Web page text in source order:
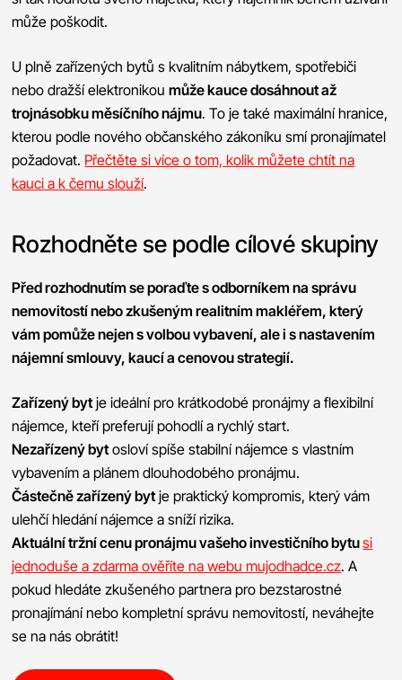
může poškodit.
U plně zařízených bytů s kvalitním nábytkem, spotřebiči
nebo dražší elektronikoumůže kauce dosáhnout až
trojnásobku měsíčního nájmu. To je také maximální hranice,
kterou podle nového občanského zákoníku smí pronajímatel
požadovat. Přečtěte si více o tom, kolik můžete chtít na
kauci a k čemu slouží.
Rozhodněte se podle cílové skupiny
Před rozhodnutím se poraďte s odborníkem na správu
nemovitostí nebo zkušeným realitním makléřem, který
vám pomůže nejen s volbou vybavení, ale i s nastavením
nájemní smlouvy, kaucí a cenovou strategií.
Zařízený bytje ideální pro krátkodobé pronájmy a flexibilní
nájemce, kteří preferují pohodlí a rychlý start.
Nezařízený bytosloví spíše stabilní nájemce s vlastním
vybavením a plánem dlouhodobého pronájmu.
Částečně zařízený bytje praktický kompromis, který vám
ulehčí hledání nájemce a sníží rizika.
Aktuální tržní cenu pronájmu vašeho investičního bytusi
jednoduše a zdarma ověříte na webu mujodhadce.cz. A
pokud hledáte zkušeného partnera pro bezstarostné
pronajímání nebo kompletní správu nemovitostí, neváhejte
se na nás obrátit!